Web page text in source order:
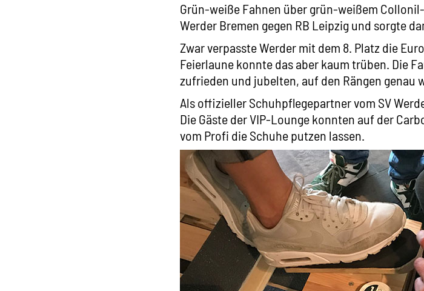
Grün-weiße Fahnen über grün-weißem
Werder Bremen gegen RB Leipzig und sorgte
Zwar verpasste Werder mit dem 8. Platz die
Feierlaune konnte das aber kaum trüben. Die
zufrieden und jubelten, auf den Rängen genau
Als offizieller Schuhpflegepartner vom SV
Die Gäste der VIP-Lounge konnten auf der
vom Profi die Schuhe putzen lassen.